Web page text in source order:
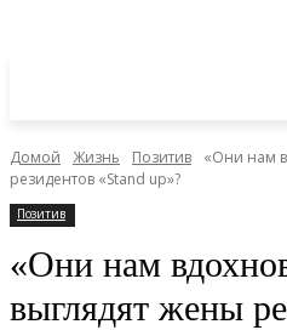
Домой Жизнь Позитив
«Они нам
резидентов «Stand up»?
Позитив
«Они нам
выглядят жены